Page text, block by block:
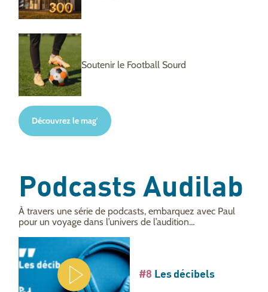
Soutenir le Football Sourd
Découvrez le mag'
Podcasts Audilab
À travers une série de podcasts, embarquez avec Paul
pour un voyage dans l’univers de l’audition…
#8 Les décibels